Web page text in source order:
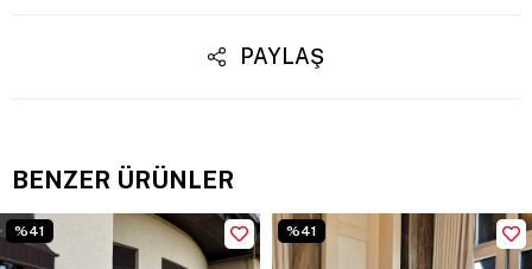
PAYLAŞ
BENZER ÜRÜNLER
%41 %41